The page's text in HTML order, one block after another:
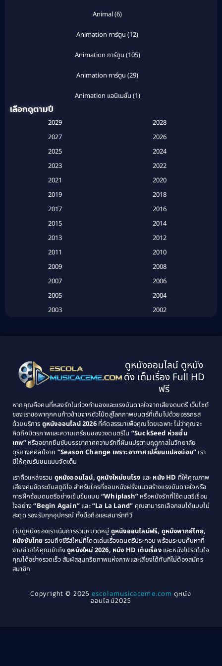
Animal(6)
Animation การ์ตูน (12)
Animation การ์ตูน (105)
Animation การ์ตูน (29)
Animation แอนิเมชั่น (1)
Based on a True Story สร้างจากเรื่องจริง(2)
Based on a True Story เรื่องจริง (16)
Classic หนังคลาสสิก(25)
Classic หนังคลาสสิก(134)
Classic หนังคลาสสิก(21)
Comedy ตลก(515)
Comedy ตลก(46)
Coming of Age ก้าวพ้นวัย(1)
Coming-of-Age(3)
Community(1)
Crime อาชญากรรม(289)
Cult Film(4)
เลือกดูตามปี
2029
2028
2027
2026
2025
2024
2023
2022
2021
2020
2019
2018
2017
2016
2015
2014
2013
2012
2011
2010
2009
2008
2007
2006
2005
2004
2003
2002
1995
1994
1993
1992
1989
1988
1987
1986
1985
1984
1983
1982
1979
1978
1976
1975
1974
1971
1970
1969
1968
1964
1963
1940
ดูหนังออนไลน์ ดูหนัง
ดัง เต็มเรื่อง Full HD
ฟรี
หากคุณคือคนที่หลงรักในท่วงทำนองและแรงบันดาลใจจากเสียงดนตรี เว็บไซต์
ของเราขอพาทุกคนก้าวข้ามจากตัวโน้ตสู่โลกภาพยนตร์ที่เต็มไปด้วยอรรถรส
ด้วยบริการ ดูหนังออนไลน์ 2026ที่คัดสรรมาเพื่อคุณโดยเฉพาะ ไม่ว่าคุณจะ
คิดถึงมิตรภาพและความเกรียนของวงดนตรีใน “SuckSeed ห่วยขั้น
เทพ”หรืออยากซึมซับบรรยากาศความรักที่ผันแปรตามฤดูกาลในวิทยาลัย
ดุริยางคศิลป์จาก “Season Change เพราะอากาศเปลี่ยนแปลงบ่อย” เรา
มีให้คุณรับชมแบบจัดเต็ม
เราคือแหล่งรวม ดูหนังออนไลน์, ดูหนังใหม่ชนโรง และ หนัง HD ที่ให้คุณภาพ
เสียงคมชัดระดับสตูดิโอ สำหรับใครที่ชอบหนังฝรั่งแนวสร้างแรงบันดาลใจหรือ
การฝึกซ้อมดนตรีอย่างเข้มข้นแบบ “Whiplash” หรือหนังรักที่ใช้ดนตรีเชื่อม
ใจอย่าง“Begin Again” และ“La La Land” คุณสามารถเลือกชมได้แบบไม่
สะดุด รองรับทุกอุปกรณ์ ทั้งมือถือและสมาร์ททีวี
เว็บดูหนังของเราเน้นการรวมหมวดหมู่ ดูหนังออนไลน์ฟรี, ดูหนังพากย์ไทย,
หนังซับไทย รวมถึงซีรีส์ใหม่ที่โดดเด่นเรื่องดนตรีประกอบ พร้อมระบบค้นหาที่
ง่ายช่วยให้คุณเข้าถึงดูหนังใหม่ 2026, หนัง HD เต็มเรื่องและหนังโปรดในใจ
คุณได้อย่างรวดเร็ว สัมผัสสุนทรียภาพแห่งภาพและเสียงได้ทันทีไม่ต้องสมัคร
สมาชิก
Copyright © 2025escolamusicaceme.com ดูหนัง
ออนไลน์2025